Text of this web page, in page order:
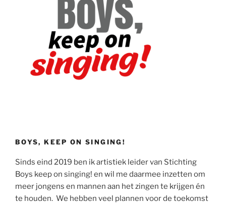
BOYS, KEEP ON SINGING!
Sinds eind 2019 ben ik artistiek leider van Stichting
Boys keep on singing! en wil me daarmee inzetten om
meer jongens en mannen aan het zingen te krijgen én
te houden. We hebben veel plannen voor de toekomst